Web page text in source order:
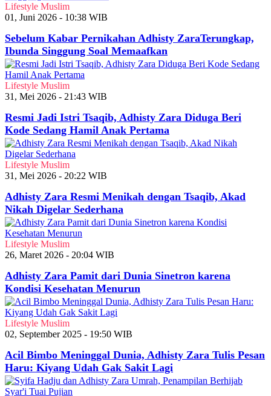
Lifestyle Muslim
01, Juni 2026 - 10:38 WIB
Sebelum Kabar Pernikahan Adhisty ZaraTerungkap,
Ibunda Singgung Soal Memaafkan
Lifestyle Muslim
31, Mei 2026 - 21:43 WIB
Resmi Jadi Istri Tsaqib, Adhisty Zara Diduga Beri
Kode Sedang Hamil Anak Pertama
Lifestyle Muslim
31, Mei 2026 - 20:22 WIB
Adhisty Zara Resmi Menikah dengan Tsaqib, Akad
Nikah Digelar Sederhana
Lifestyle Muslim
26, Maret 2026 - 20:04 WIB
Adhisty Zara Pamit dari Dunia Sinetron karena
Kondisi Kesehatan Menurun
Lifestyle Muslim
02, September 2025 - 19:50 WIB
Acil Bimbo Meninggal Dunia, Adhisty Zara Tulis Pesan
Haru: Kiyang Udah Gak Sakit Lagi